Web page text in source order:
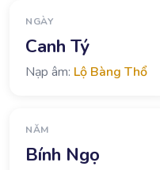
NGÀY
Canh Tý
Nạp âm: Lộ Bàng Thổ
NĂM
Bính Ngọ